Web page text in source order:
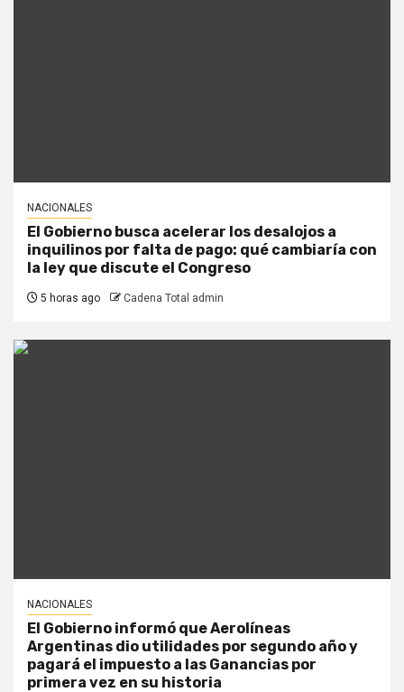
NACIONALES
El Gobierno busca acelerar los desalojos a
inquilinos por falta de pago: qué cambiaría con
la ley que discute el Congreso
5 horas ago Cadena Total admin
NACIONALES
El Gobierno informó que Aerolíneas
Argentinas dio utilidades por segundo año y
pagará el impuesto a las Ganancias por
primera vez en su historia